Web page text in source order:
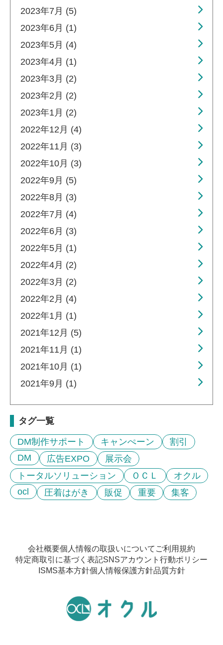
2023年7月 (5)
2023年6月 (1)
2023年5月 (4)
2023年4月 (1)
2023年3月 (2)
2023年2月 (2)
2023年1月 (2)
2022年12月 (4)
2022年11月 (3)
2022年10月 (3)
2022年9月 (5)
2022年8月 (3)
2022年7月 (4)
2022年6月 (3)
2022年5月 (1)
2022年4月 (2)
2022年3月 (2)
2022年2月 (4)
2022年1月 (1)
2021年12月 (5)
2021年11月 (1)
2021年10月 (1)
2021年9月 (1)
タグ一覧
DM制作サポート キャンぺーン
割引
DM
広告EXPO
展示会
トータルソリューション
ＯＣＬ
オクル
ocl
圧着はがき 販促 重要 集客
会社概要個人情報の取扱いについて ご利用規約
特定商取引に基づく表記SNSアカウント行動ポリシー
ISMS基本方針個人情報保護方針品質方針